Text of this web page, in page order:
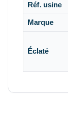
Réf. usine
Marque
Éclaté